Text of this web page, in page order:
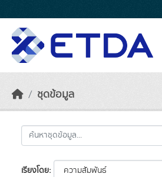
ชุดข้อมูล
เรียงโดย